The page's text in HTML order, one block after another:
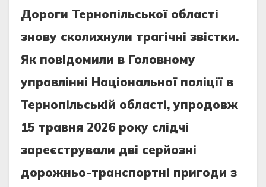
Дороги Тернопільської області
знову сколихнули трагічні звістки.
Як повідомили в Головному
управлінні Національної поліції в
Тернопільській області, упродовж
15 травня 2026 року слідчі
зареєстрували дві серйозні
дорожньо-транспортні пригоди з